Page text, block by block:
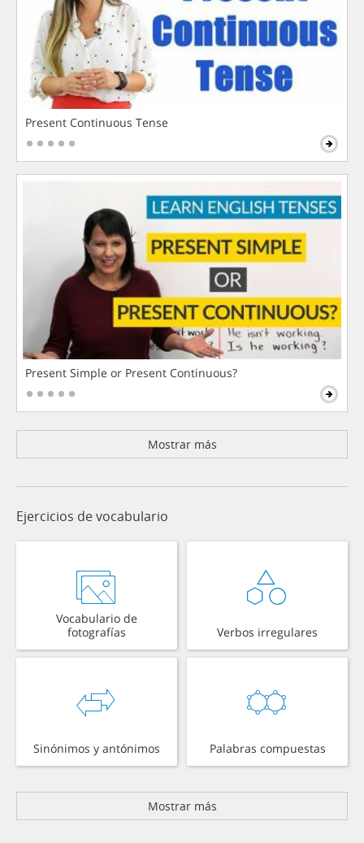
Present Continuous Tense
Present Simple or Present Continuous?
Mostrar más
Ejercicios de vocabulario
Vocabulario de
fotografías
Verbos irregulares
Sinónimos y antónimos Palabras compuestas
Mostrar más